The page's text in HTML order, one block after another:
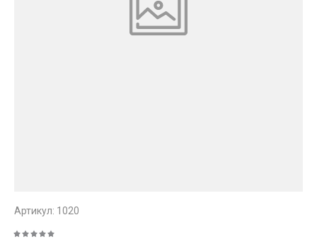
Артикул: 1020